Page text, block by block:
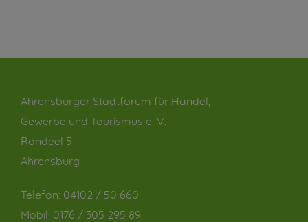
Ahrensburger Stadtforum für Handel,
Gewerbe und Tourismus e. V.
Rondeel 5
Ahrensburg
Telefon: 04102 / 50 660
Mobil: 0176 / 305 295 89